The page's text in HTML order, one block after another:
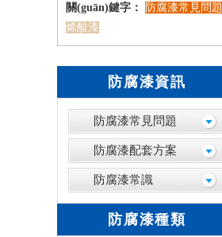
關(guān)鍵字： 防腐漆常見問題
烯酸漆
防腐漆資訊
防腐漆常見問題
防腐漆配套方案
防腐漆常識
防腐漆種類